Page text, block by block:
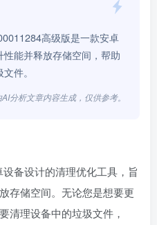
高级版是一款安卓
能并释放存储空间，帮助
件。
分析文章内容生成，仅供参考。
备设计的清理优化工具，旨
存储空间。无论您是想要更
清理设备中的垃圾文件，